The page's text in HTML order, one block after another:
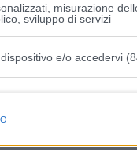
misurazione
sviluppo di servizi
e/o accedervi
nei prossimi mesi